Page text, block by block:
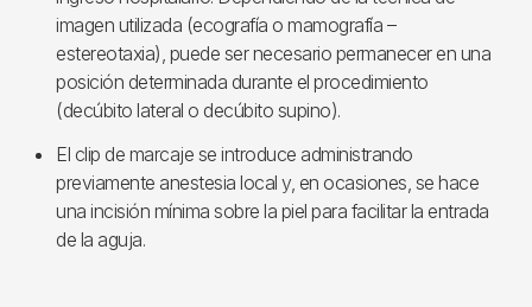
imagen utilizada (ecografía o mamografía –
estereotaxia), puede ser necesario permanecer en una
posición determinada durante el procedimiento
(decúbito lateral o decúbito supino).
El clip de marcaje se introduce administrando
previamente anestesia local y, en ocasiones, se hace
una incisión mínima sobre la piel para facilitar la entrada
de la aguja.